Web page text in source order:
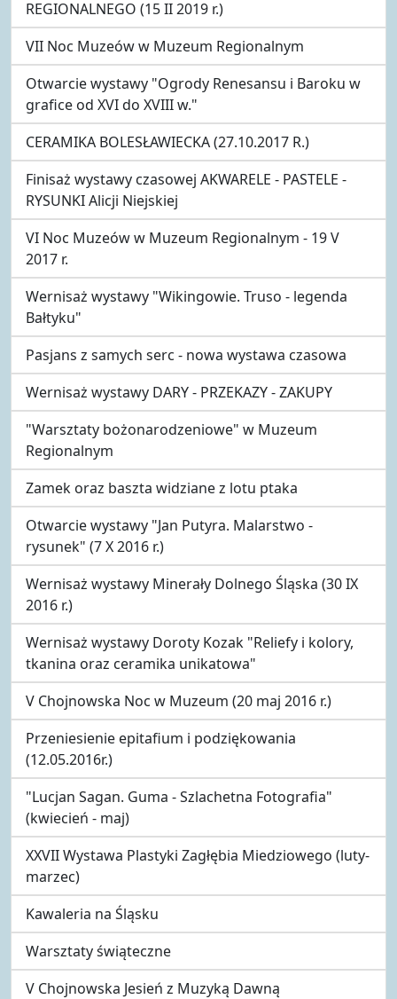
REGIONALNEGO (15 II 2019 r.)
VII Noc Muzeów w Muzeum Regionalnym
Otwarcie wystawy "Ogrody Renesansu i Baroku w
grafice od XVI do XVIII w."
CERAMIKA BOLESŁAWIECKA (27.10.2017 R.)
Finisaż wystawy czasowej AKWARELE - PASTELE -
RYSUNKI Alicji Niejskiej
VI Noc Muzeów w Muzeum Regionalnym - 19 V
2017 r.
Wernisaż wystawy "Wikingowie. Truso - legenda
Bałtyku"
Pasjans z samych serc - nowa wystawa czasowa
Wernisaż wystawy DARY - PRZEKAZY - ZAKUPY
"Warsztaty bożonarodzeniowe" w Muzeum
Regionalnym
Zamek oraz baszta widziane z lotu ptaka
Otwarcie wystawy "Jan Putyra. Malarstwo -
rysunek" (7 X 2016 r.)
Wernisaż wystawy Minerały Dolnego Śląska (30 IX
2016 r.)
Wernisaż wystawy Doroty Kozak "Reliefy i kolory,
tkanina oraz ceramika unikatowa"
V Chojnowska Noc w Muzeum (20 maj 2016 r.)
Przeniesienie epitafium i podziękowania
(12.05.2016r.)
"Lucjan Sagan. Guma - Szlachetna Fotografia"
(kwiecień - maj)
XXVII Wystawa Plastyki Zagłębia Miedziowego (luty-
marzec)
Kawaleria na Śląsku
Warsztaty świąteczne
V Chojnowska Jesień z Muzyką Dawną